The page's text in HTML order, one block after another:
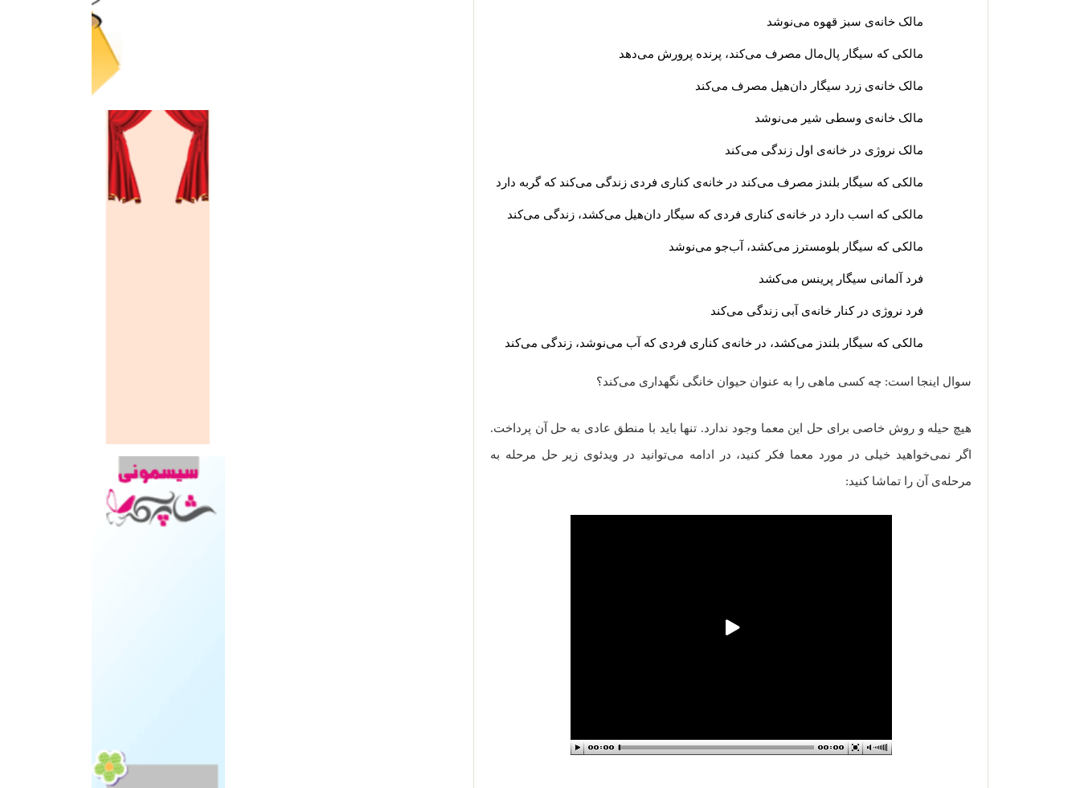
مالک خانه‌ی سبز قهوه می‌نوشد
مالکی که سیگار پال‌مال مصرف می‌کند، پرنده پرورش می‌دهد
مالک خانه‌ی زرد سیگار دان‌هیل مصرف می‌کند
مالک خانه‌ی وسطی شیر می‌نوشد
مالک نروژی در خانه‌ی اول زندگی می‌کند
مالکی که سیگار بلندز مصرف می‌کند در خانه‌ی کناری فردی زندگی می‌کند که گربه دارد
مالکی که اسب دارد در خانه‌ی کناری فردی که سیگار دان‌هیل می‌کشد، زندگی می‌کند
مالکی که سیگار بلو‌مسترز می‌کشد، آب‌جو می‌نوشد
فرد آلمانی سیگار پرینس می‌کشد
فرد نروژی در کنار خانه‌ی آبی زندگی می‌کند
مالکی که سیگار بلندز می‌کشد، در خانه‌ی کناری فردی که آب می‌نوشد، زندگی می‌کند
سوال اینجا است: چه کسی ماهی را به عنوان حیوان خانگی نگهداری می‌کند؟
هیچ حیله و روش خاصی برای حل این معما وجود ندارد. تنها باید با منطق عادی به حل آن پرداخت.
اگر نمی‌خواهید خیلی در مورد معما فکر کنید، در ادامه می‌توانید در ویدئوی زیر حل مرحله به
مرحله‌ی آن را تماشا کنید: